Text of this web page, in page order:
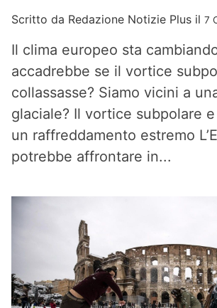
Scritto da Redazione Notizie Plus il 7
Il clima europeo sta
accadrebbe se il vortice
collassasse? Siamo vicini a
glaciale? Il vortice subpolare
un raffreddamento estremo
potrebbe affrontare in...